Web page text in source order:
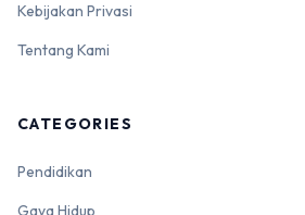
Kebijakan Privasi
Tentang Kami
CATEGORIES
Pendidikan
Gaya Hidup